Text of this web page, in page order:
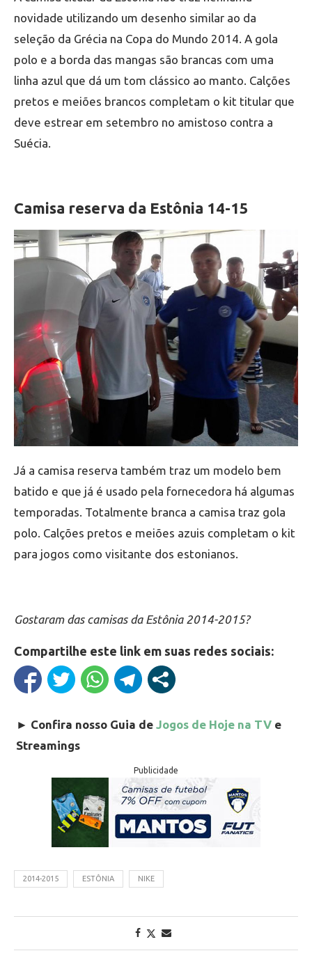
novidade utilizando um desenho similar ao da
seleção da Grécia na Copa do Mundo 2014. A gola
polo e a borda das mangas são brancas com uma
linha azul que dá um tom clássico ao manto. Calções
pretos e meiões brancos completam o kit titular que
deve estrear em setembro no amistoso contra a
Suécia.
Camisa reserva da Estônia 14-15
Já a camisa reserva também traz um modelo bem
batido e que já é usado pela fornecedora há algumas
temporadas. Totalmente branca a camisa traz gola
polo. Calções pretos e meiões azuis completam o kit
para jogos como visitante dos estonianos.
Gostaram das camisas da Estônia 2014-2015?
Compartilhe este link em suas redes sociais:
► Confira nosso Guia de Jogos de Hoje na TV e
Streamings
Publicidade
2014-2015 ESTÔNIA NIKE